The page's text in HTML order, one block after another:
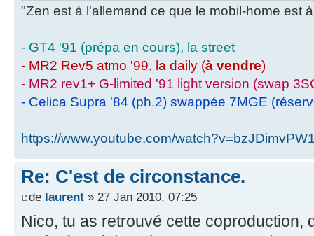
"Zen est à l'allemand ce que le mobil-home est
- GT4 '91 (prépa en cours), la street
- MR2 Rev5 atmo '99, la daily (à vendre)
- MR2 rev1+ G-limited '91 light version (swap
- Celica Supra '84 (ph.2) swappée 7MGE
https://www.youtube.com/
Re: C'est de circonstance.
de laurent » 27 Jan 2010, 07:25
Nico, tu as retrouvé cette coproduction,